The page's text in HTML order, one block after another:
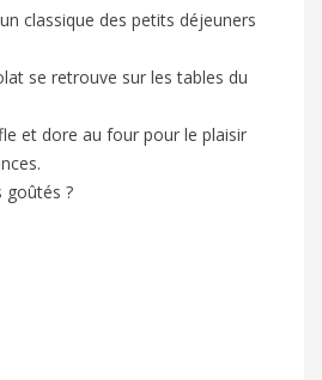
classique des petits déjeuners
se retrouve sur les tables du
et dore au four pour le plaisir
goûtés ?